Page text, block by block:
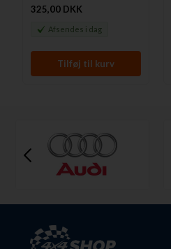
325,00 DKK
Afsendes i dag